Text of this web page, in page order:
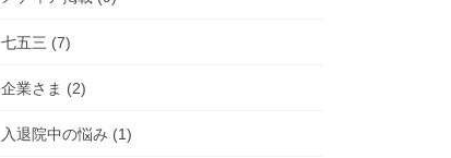
七五三 (7)
企業さま (2)
入退院中の悩み (1)